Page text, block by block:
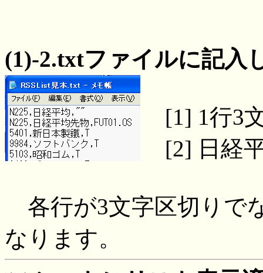
(1)-2.txtファイルに記入
[1] 1行3
[2] 日経
各行が3文字区切りで
なります。